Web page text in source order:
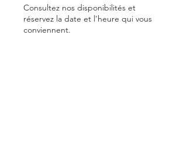
Consultez nos disponibilités et
réservez la date et l'heure qui vous
conviennent.